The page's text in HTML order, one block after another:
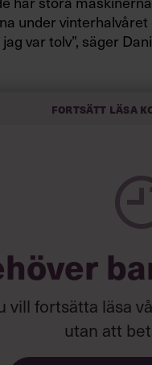
under
var tolv”, säger
bli innebandyproffs,
Fortsätt läsa
vill fortsätta läsa
utan att